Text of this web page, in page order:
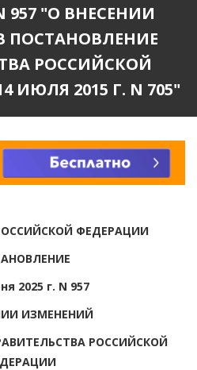
957 "О ВНЕСЕНИИ
ПОСТАНОВЛЕНИЕ
РОССИЙСКОЙ
ИЮЛЯ 2015 Г. N 705"
ФЕДЕРАЦИИ
2025 г. N 957
ИЗМЕНЕНИЙ
РОССИЙСКОЙ